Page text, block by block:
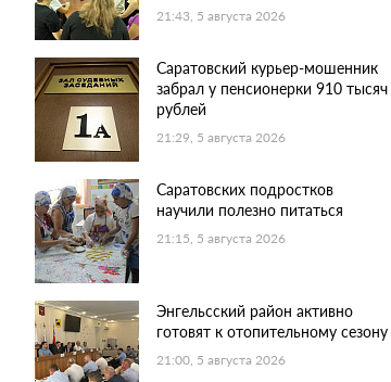
21:43, 5 августа 2026
Саратовский курьер-мошенник
забрал у пенсионерки 910 тысяч
рублей
21:29, 5 августа 2026
Саратовских подростков
научили полезно питаться
21:15, 5 августа 2026
Энгельсский район активно
готовят к отопительному сезону
21:00, 5 августа 2026